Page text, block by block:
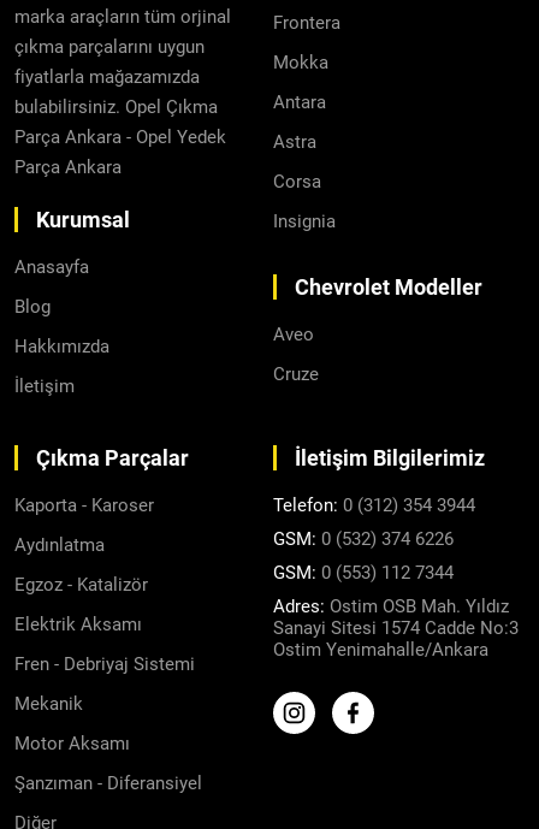
marka araçların tüm orjinal
çıkma parçalarını uygun
fiyatlarla mağazamızda
bulabilirsiniz. Opel Çıkma
Parça Ankara - Opel Yedek
Parça Ankara
Kurumsal
Anasayfa
Blog
Hakkımızda
İletişim
Frontera
Mokka
Antara
Astra
Corsa
Insignia
Chevrolet Modeller
Aveo
Cruze
Çıkma Parçalar
Kaporta - Karoser
Aydınlatma
Egzoz - Katalizör
Elektrik Aksamı
Fren - Debriyaj Sistemi
Mekanik
Motor Aksamı
Şanzıman - Diferansiyel
Diğer
İletişim Bilgilerimiz
Telefon: 0 (312) 354 3944
GSM: 0 (532) 374 6226
GSM: 0 (553) 112 7344
Adres: Ostim OSB Mah. Yıldız
Sanayi Sitesi 1574 Cadde No:3
Ostim Yenimahalle/Ankara